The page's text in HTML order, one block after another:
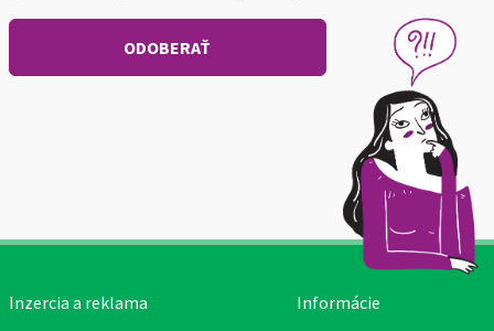
Inzercia a reklama
Informácie